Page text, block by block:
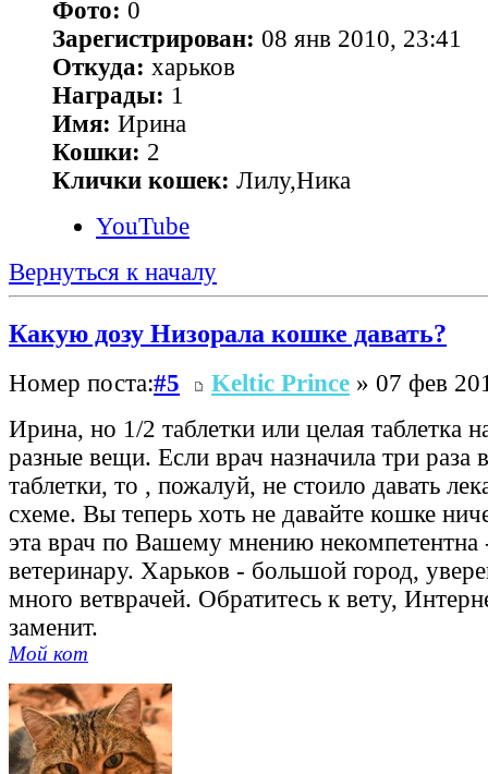
Фото: 0
Зарегистрирован: 08 янв 2010, 23:41
Откуда: харьков
Награды: 1
Имя: Ирина
Кошки: 2
Клички кошек: Лилу,Ника
YouTube
Вернуться к началу
Какую дозу Низорала кошке давать?
Номер поста:#5 Keltic Prince » 07 фев
Ирина, но 1/2 таблетки или целая таблетка
разные вещи. Если врач назначила три раза
таблетки, то , пожалуй, не стоило давать
схеме. Вы теперь хоть не давайте кошке
эта врач по Вашему мнению некомпетентна
ветеринару. Харьков - большой город,
много ветврачей. Обратитесь к вету,
заменит.
Мой кот